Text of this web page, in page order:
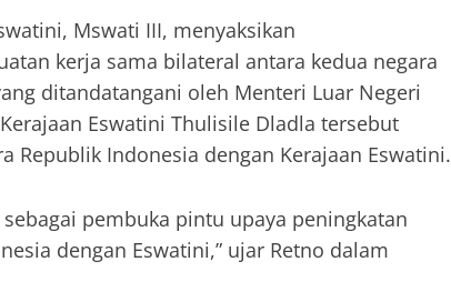
Mswati III, menyaksikan
kerja sama bilateral antara kedua negara
ditandatangani oleh Menteri Luar Negeri
Eswatini Thulisile Dladla tersebut
Indonesia dengan Kerajaan Eswatini.
pembuka pintu upaya peningkatan
dengan Eswatini,” ujar Retno dalam